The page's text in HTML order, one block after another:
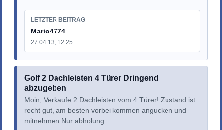
LETZTER BEITRAG
Mario4774
27.04.13, 12:25
Golf 2 Dachleisten 4 Türer Dringend
abzugeben
Moin, Verkaufe 2 Dachleisten vom 4 Türer! Zustand ist
recht gut, am besten vorbei kommen angucken und
mitnehmen Nur abholung....